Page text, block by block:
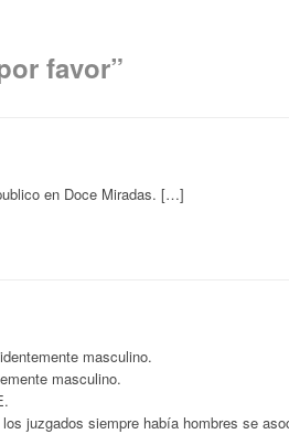
favor”
en Doce Miradas. […]
masculino.
masculino.
juzgados siempre había hombres se